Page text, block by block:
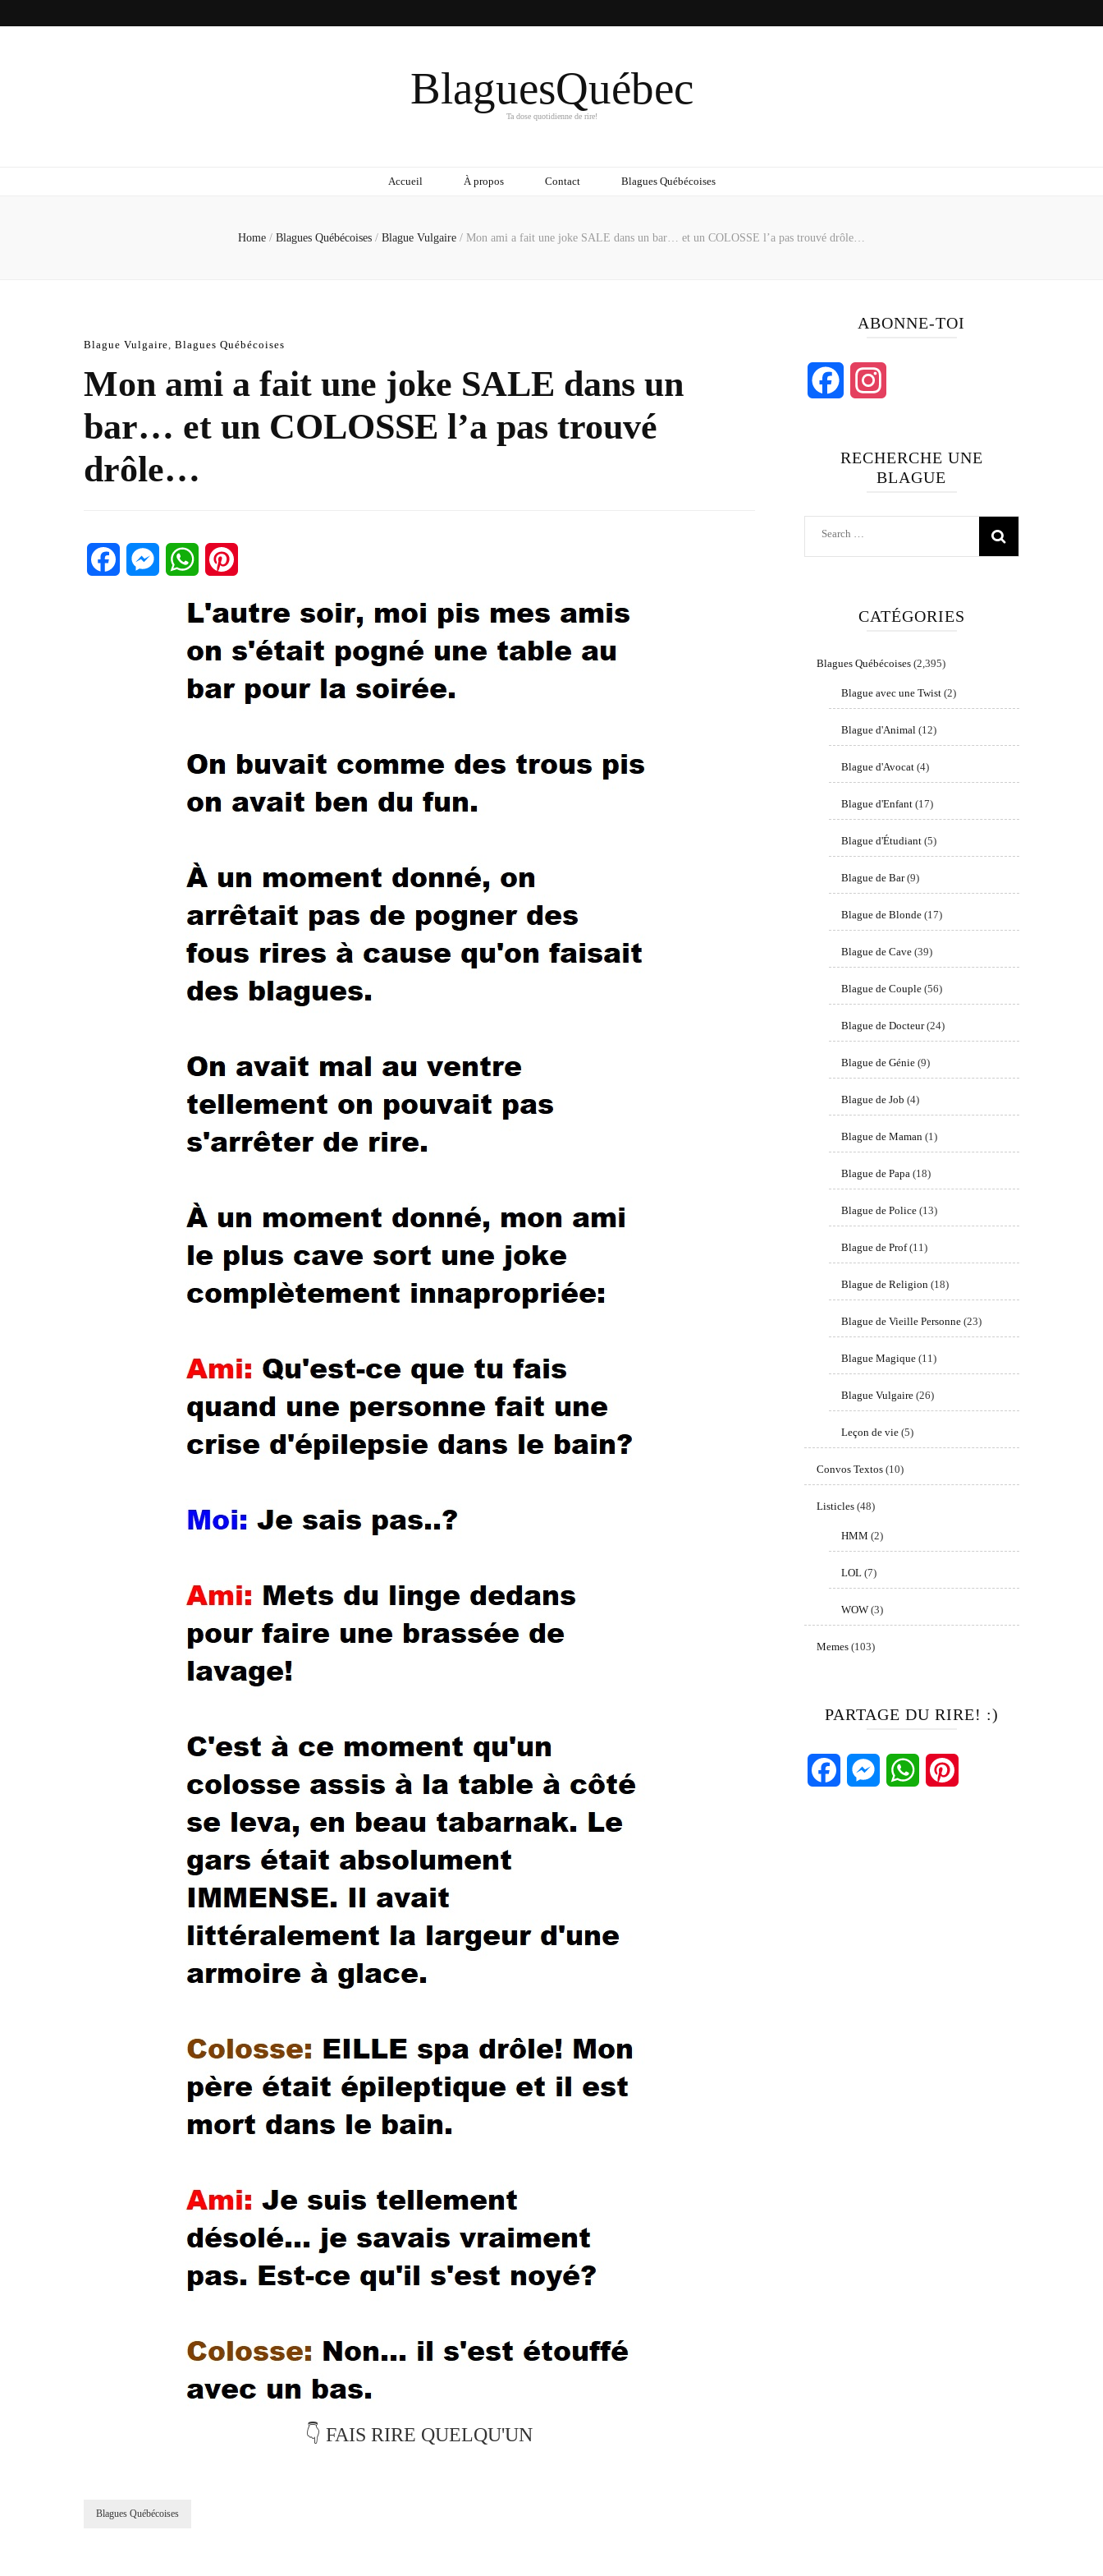
BlaguesQuébec
Ta dose quotidienne de rire!
Accueil À propos Contact Blagues Québécoises
Home / Blagues Québécoises / Blague Vulgaire / Mon ami a fait une joke SALE dans un bar… et un COLOSSE l’a pas trouvé drôle…
Blague Vulgaire, Blagues Québécoises
Mon ami a fait une joke SALE dans un
bar… et un COLOSSE l’a pas trouvé
drôle…
👇 FAIS RIRE QUELQU'UN
Blagues Québécoises
ABONNE-TOI
RECHERCHE UNE
BLAGUE
Search
CATÉGORIES
Blagues Québécoises(2,395)
Blague avec une Twist(2)
Blague d'Animal(12)
Blague d'Avocat(4)
Blague d'Enfant(17)
Blague d'Étudiant(5)
Blague de Bar(9)
Blague de Blonde(17)
Blague de Cave(39)
Blague de Couple(56)
Blague de Docteur(24)
Blague de Génie(9)
Blague de Job (4)
Blague de Maman(1)
Blague de Papa(18)
Blague de Police(13)
Blague de Prof(11)
Blague de Religion(18)
Blague de Vieille Personne(23)
Blague Magique(11)
Blague Vulgaire(26)
Leçon de vie(5)
Convos Textos(10)
Listicles(48)
HMM (2)
LOL(7)
WOW(3)
Memes(103)
PARTAGE DU RIRE! :)